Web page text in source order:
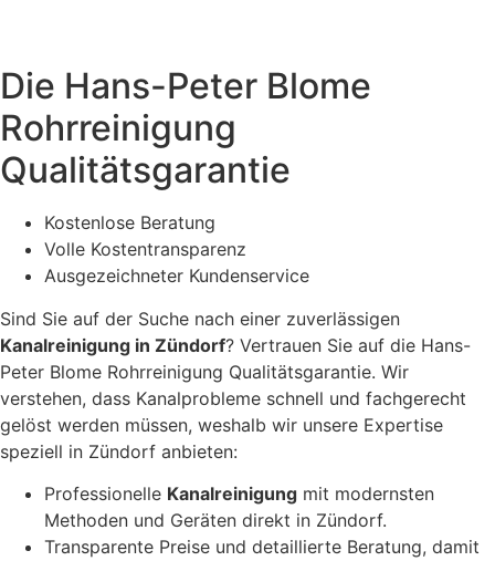
Die Hans-Peter Blome
Rohrreinigung
Qualitätsgarantie
Kostenlose Beratung
Volle Kostentransparenz
Ausgezeichneter Kundenservice
Sind Sie auf der Suche nach einer zuverlässigen
Kanalreinigung in Zündorf? Vertrauen Sie auf die Hans-
Peter Blome Rohrreinigung Qualitätsgarantie. Wir
verstehen, dass Kanalprobleme schnell und fachgerecht
gelöst werden müssen, weshalb wir unsere Expertise
speziell in Zündorf anbieten:
Professionelle Kanalreinigung mit modernsten
Methoden und Geräten direkt in Zündorf.
Transparente Preise und detaillierte Beratung, damit